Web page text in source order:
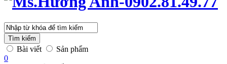
Tìm kiếm
Bài viết
Sản phẩm
0